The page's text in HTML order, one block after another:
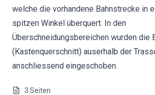
welche die vorhandene Bahnstrecke in
spitzen Winkel überquert. In den
Überschneidungsbereichen wurden die
(Kastenquerschnitt) auserhalb der
anschliessend eingeschoben.
3 Seiten